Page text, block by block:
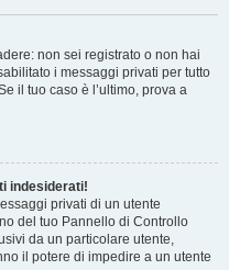
non sei registrato o non hai
i messaggi privati per tutto
il tuo caso è l’ultimo, prova a
indesiderati!
privati ​​di un utente
del tuo Pannello di Controllo
da un particolare utente,
il potere di impedire a un utente